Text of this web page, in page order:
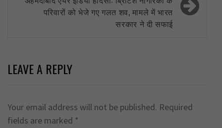
परिवारों को भेजे गए गलत शव, मामले में भारत
सरकार ने दी सफाई
LEAVE A REPLY
Your email address will not be published. Required
fields are marked *